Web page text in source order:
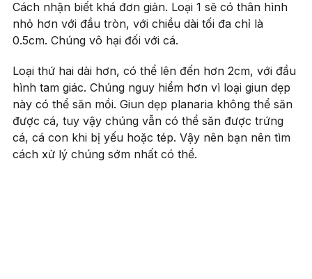
Cách nhận biết khá đơn giản. Loại 1 sẽ có thân hình
nhỏ hơn với đầu tròn, với chiều dài tối đa chỉ là
0.5cm. Chúng vô hại đối với cá.
Loại thứ hai dài hơn, có thể lên đến hơn 2cm, với đầu
hình tam giác. Chúng nguy hiểm hơn vì loại giun dẹp
này có thể săn mồi. Giun dẹp planaria không thể săn
được cá, tuy vậy chúng vẫn có thể săn được trứng
cá, cá con khi bị yếu hoặc tép. Vậy nên bạn nên tìm
cách xử lý chúng sớm nhất có thể.